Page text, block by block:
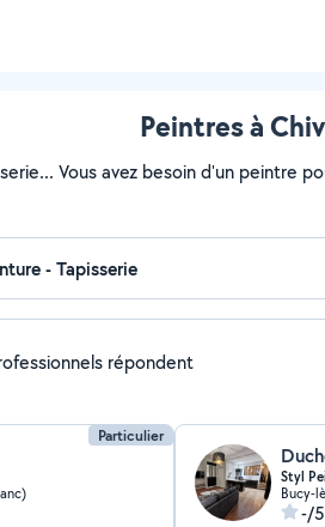
Peintres à
Vous avez besoin d'un peintre
répondent
Particulier
Styl
-/5